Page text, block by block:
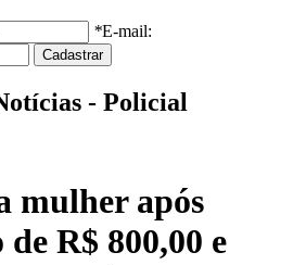
*E-mail:
- Policial
mulher após
R$ 800,00 e